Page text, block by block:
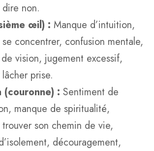
non.
œil) : Manque d’intuition,
concentrer, confusion mentale,
vision, jugement excessif,
prise.
(couronne) : Sentiment de
manque de spiritualité,
son chemin de vie,
découragement,